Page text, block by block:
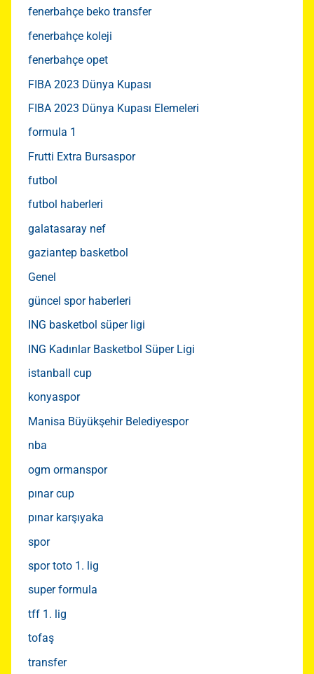
fenerbahçe beko transfer
fenerbahçe koleji
fenerbahçe opet
FIBA 2023 Dünya Kupası
FIBA 2023 Dünya Kupası Elemeleri
formula 1
Frutti Extra Bursaspor
futbol
futbol haberleri
galatasaray nef
gaziantep basketbol
Genel
güncel spor haberleri
ING basketbol süper ligi
ING Kadınlar Basketbol Süper Ligi
istanball cup
konyaspor
Manisa Büyükşehir Belediyespor
nba
ogm ormanspor
pınar cup
pınar karşıyaka
spor
spor toto 1. lig
super formula
tff 1. lig
tofaş
transfer